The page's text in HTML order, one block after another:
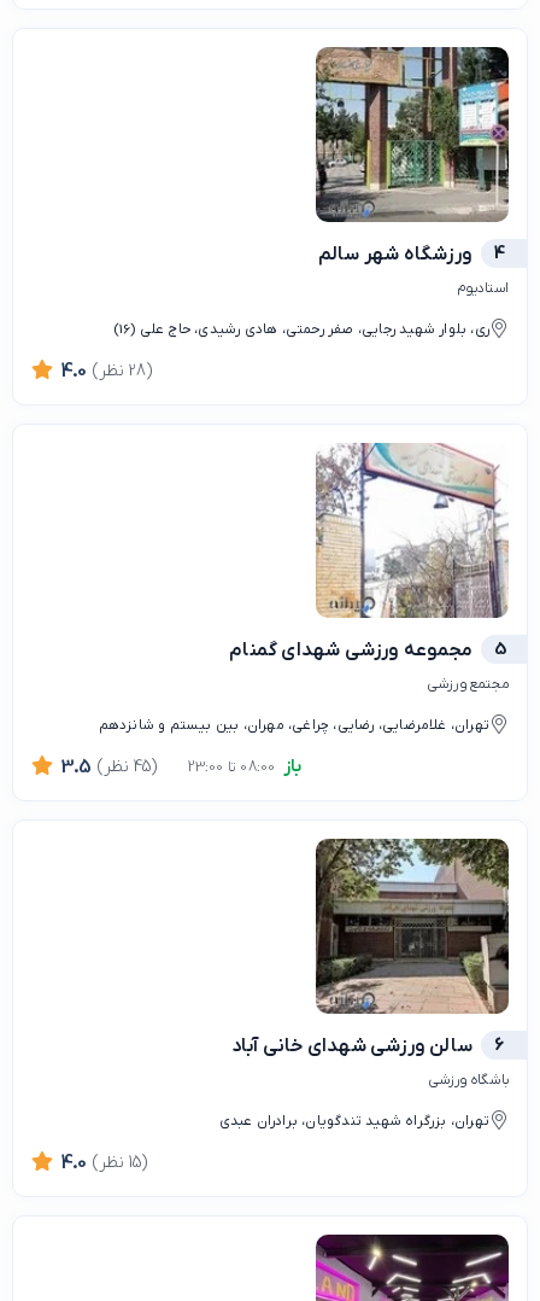
4 ورزشگاه شهر سالم
استادیوم
ری، بلوار شهید رجایی، صفر رحمتی، هادی رشیدی، حاج علی (16)
4.0 (28 نظر)
5 مجموعه ورزشی شهدای گمنام
مجتمع ورزشی
تهران، غلامرضایی، رضایی، چراغی، مهران، بین بیستم و شانزدهم
باز 3.5 (45 نظر)
6 سالن ورزشی شهدای خانی آباد
باشگاه ورزشی
تهران، بزرگراه شهید تندگویان، برادران عبدی
4.0 (15 نظر)